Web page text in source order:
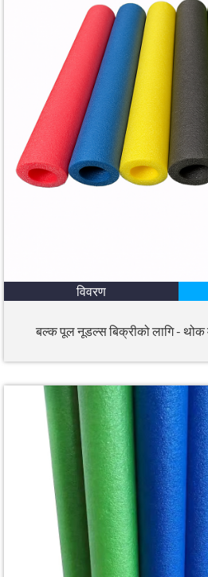
विवरण
बल्क पूल नूडल्स बिक्रीको लागि - थोक